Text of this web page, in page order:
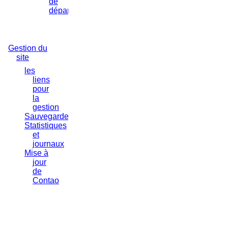
département
Gestion du
site
les
liens
pour
la
gestion
Sauvegarde
Statistiques
et
journaux
Mise à
jour
de
Contao